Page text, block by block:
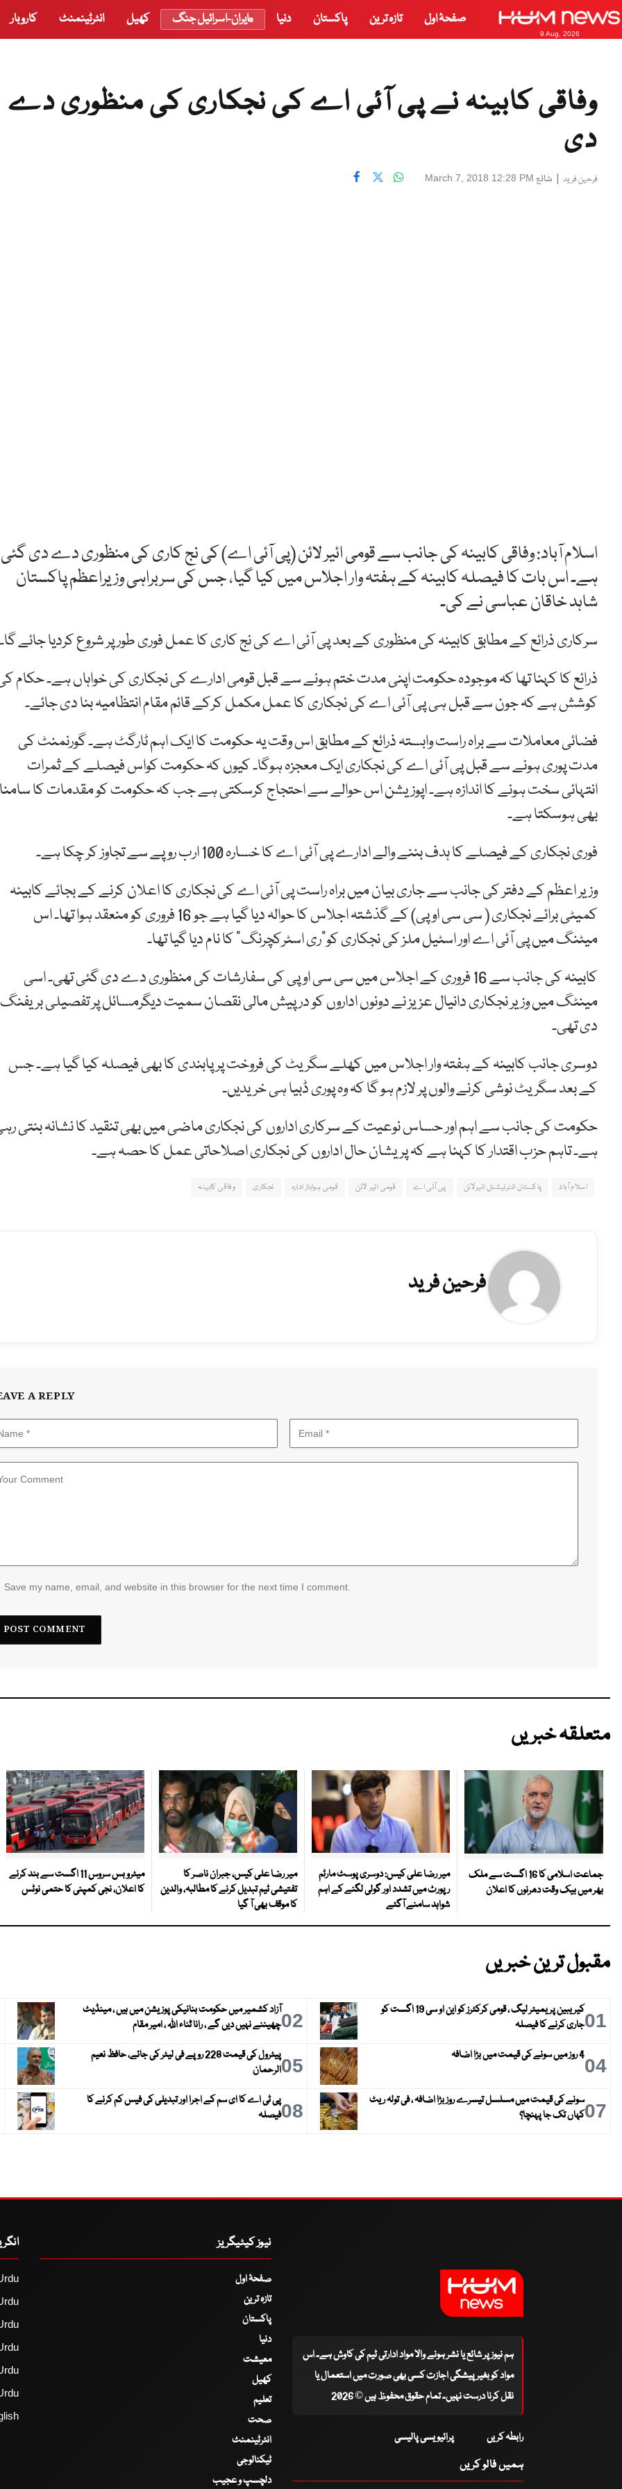
9 Aug, 2026
صفحۂ اول تازہ ترین پاکستان دنیا ایران-اسرائیل جنگ کھیل انٹرٹینمنٹ کاروبار
وفاقی کابینہ نے پی آئی اے کی نجکاری کی منظوری دے
دی
فرحین فرید | شائع March 7, 2018 12:28 PM
اسلام آباد: وفاقی کابینہ کی جانب سے قومی ائیر لائن (پی آئی اے) کی نج کاری کی منظوری دے دی گئی
ہے۔ اس بات کا فیصلہ کابینہ کے ہفتہ وار اجلاس میں کیا گیا، جس کی سربراہی وزیراعظم پاکستان
شاہد خاقان عباسی نے کی۔
سرکاری ذرائع کے مطابق کابینہ کی منظوری کے بعد پی آئی اے کی نج کاری کا عمل فوری طور پر شروع کردیا جائے گا۔
ذرائع کا کہنا تھا کہ موجودہ حکومت اپنی مدت ختم ہونے سے قبل قومی ادارے کی نجکاری کی خواہاں ہے۔ حکام
کوشش ہے کہ جون سے قبل ہی پی آئی اے کی نجکاری کا عمل مکمل کرکے قائم مقام انتظامیہ بنا دی جائے۔
فضائی معاملات سے براہ راست وابستہ ذرائع کے مطابق اس وقت یہ حکومت کا ایک اہم ٹارگٹ ہے۔ گورنمنٹ کی
مدت پوری ہونے سے قبل پی آئی اے کی نجکاری ایک معجزہ ہوگا۔ کیوں کہ حکومت کواس فیصلے کے ثمرات
انتہائی سخت ہونے کا اندازہ ہے۔ اپوزیشن اس حوالے سے احتجاج کرسکتی ہے جب کہ حکومت کو مقدمات کا سامنا
بھی ہوسکتا ہے۔
فوری نجکاری کے فیصلے کا ہدف بننے والے ادارے پی آئی اے کا خسارہ 100 ارب روپے سے تجاوز کر چکا ہے۔
وزیر اعظم کے دفتر کی جانب سے جاری بیان میں براہ راست پی آئی اے کی نجکاری کا اعلان کرنے کے بجائے کابینہ
کمیٹی برائے نجکاری ( سی سی او پی) کے گذشتہ اجلاس کا حوالہ دیا گیا ہے جو 16 فروری کو منعقد ہوا تھا۔ اس
میٹنگ میں پی آئی اے اور اسٹیل ملز کی نجکاری کو”ری اسٹرکچرنگ” کا نام دیا گیا تھا۔
کابینہ کی جانب سے 16 فروری کے اجلاس میں سی سی او پی کی سفارشات کی منظوری دے دی گئی تھی۔ اسی
مینٹگ میں وزیر نجکاری دانیال عزیز نے دونوں اداروں کو درپیش مالی نقصان سمیت دیگرمسائل پر تفصیلی بریفنگ
دی تھی۔
دوسری جانب کابینہ کے ہفتہ وار اجلاس میں کھلے سگریٹ کی فروخت پر پابندی کا بھی فیصلہ کیا گیا ہے۔ جس
کے بعد سگریٹ نوشی کرنے والوں پر لازم ہو گا کہ وہ پوری ڈبیا ہی خریدیں۔
حکومت کی جانب سے اہم اور حساس نوعیت کے سرکاری اداروں کی نجکاری ماضی میں بھی تنقید کا نشانہ بنتی
ہے۔ تاہم حزب اقتدار کا کہنا ہے کہ پریشان حال اداروں کی نجکاری اصلاحاتی عمل کا حصہ ہے۔
اسلام آباد پاکستان انٹرنیشنل ائیرلائن پی آئی اے قومی ائیر لائن قومی ہواباز ادارہ نجکاری وفاقی کابینہ
فرحین فرید
A REPLY
Save my name, email, and website in this browser for the next time I comment.
متعلقہ خبریں
جماعت اسلامی کا 16 اگست سے ملک
بھر میں بیک وقت دھرنوں کا اعلان
میر رضا علی کیس: دوسری پوسٹ مارٹم
رپورٹ میں تشدد اور گولی لگنے کے اہم
شواہد سامنے آگئے
میر رضا علی کیس، جبران ناصر کا
تفتیشی ٹیم تبدیل کرنے کا مطالبہ، والدین
کا موقف بھی آ گیا
میٹرو بس سروس 11 اگست سے بند کرنے
کا اعلان، نجی کمپنی کا حتمی نوٹس
مقبول ترین خبریں
01
کیریبین پریمیئر لیگ ، قومی کرکٹرز کو این او سی 19 اگست کو
جاری کرنے کا فیصلہ
02آزاد کشمیر میں حکومت بنانیکی پوزیشن میں ہیں ، مینڈیٹ
چھیننے نہیں دیں گے ، رانا ثناء اللہ ، امیر مقام
044 روز میں سونے کی قیمت میں بڑا اضافہ 05
پیٹرول کی قیمت 228 روپے فی لیٹر کی جائے، حافظ نعیم
الرحمان
07سونے کی قیمت میں مسلسل تیسرے روز بڑا اضافہ ، فی تولہ ریٹ
کہاں تک جا پہنچا؟
08پی ٹی اے کا ای سم کے اجرا اور تبدیلی کی فیس کم کرنے کا
فیصلہ
ہم نیوز پر شائع یا نشر ہونے والا مواد ادارتی ٹیم کی کاوش ہے۔ اس
مواد کو بغیر پیشگی اجازت کسی بھی صورت میں استعمال یا
نقل کرنا درست نہیں۔ تمام حقوق محفوظ ہیں © 2026
رابطہ کریں پرائیویسی پالیسی
ہمیں فالو کریں
نیوز کیٹیگریز
صفحۂ اول
تازہ ترین
پاکستان
دنیا
معیشت
کھیل
تعلیم
صحت
انٹرٹینمنٹ
ٹیکنالوجی
دلچسپ و عجیب